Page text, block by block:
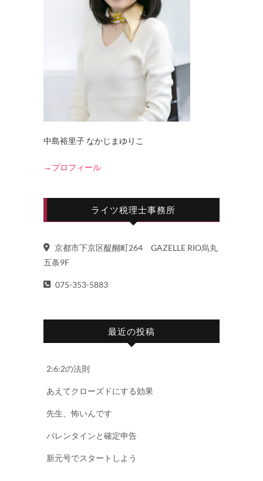
中島裕里子 なかじまゆりこ
→プロフィール
ライツ税理士事務所
京都市下京区醍醐町264 GAZELLE RIO烏丸
五条9F
075-353-5883
最近の投稿
2:6:2の法則
あえてクローズドにする効果
先生、怖いんです
バレンタインと確定申告
新元号でスタートしよう